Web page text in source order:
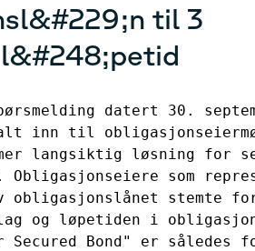
til 3
datert 30.
inn til
mer langsiktig løsning for
som
obligasjonslånet stemte
og løpetiden i
Secured Bond" er